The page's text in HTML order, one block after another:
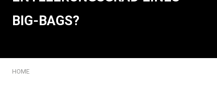
BIG-BAGS?
HOME